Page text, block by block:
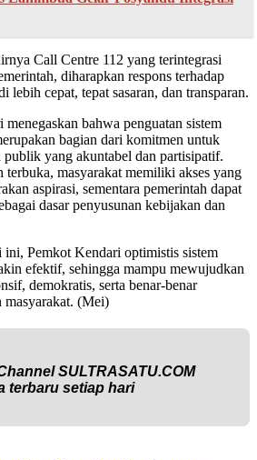
Call Centre 112 yang terintegrasi
diharapkan respons terhadap
lebih cepat, tepat sasaran, dan transparan.
bahwa penguatan sistem
bagian dari komitmen untuk
publik yang akuntabel dan partisipatif.
masyarakat memiliki akses yang
aspirasi, sementara pemerintah dapat
dasar penyusunan kebijakan dan
ini, Pemkot Kendari optimistis sistem
efektif, sehingga mampu mewujudkan
demokratis, serta benar-benar
masyarakat. (Mei)
SULTRASATU.COM
terbaru setiap hari